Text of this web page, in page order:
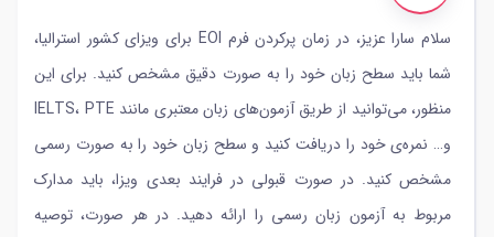
سلام سارا عزیز، در زمان پرکردن فرم EOI برای ویزای کشور استرالیا،
شما باید سطح زبان خود را به صورت دقیق مشخص کنید. برای این
منظور، می‌توانید از طریق آزمون‌های زبان معتبری مانند IELTS، PTE
و… نمره‌ی خود را دریافت کنید و سطح زبان خود را به صورت رسمی
مشخص کنید. در صورت قبولی در فرایند بعدی ویزا، باید مدارک
مربوط به آزمون زبان رسمی را ارائه دهید. در هر صورت، توصیه